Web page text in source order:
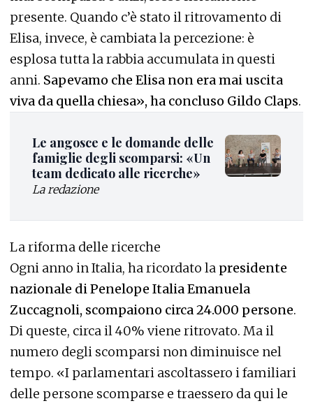
presente. Quando c’è stato il ritrovamento di
Elisa, invece, è cambiata la percezione: è
esplosa tutta la rabbia accumulata in questi
anni. Sapevamo che Elisa non era mai uscita
viva da quella chiesa», ha concluso Gildo Claps.
Le angosce e le domande delle
famiglie degli scomparsi: «Un
team dedicato alle ricerche»
La redazione
La riforma delle ricerche
Ogni anno in Italia, ha ricordato la presidente
nazionale di Penelope Italia Emanuela
Zuccagnoli, scompaiono circa 24.000 persone.
Di queste, circa il 40% viene ritrovato. Ma il
numero degli scomparsi non diminuisce nel
tempo. «I parlamentari ascoltassero i familiari
delle persone scomparse e traessero da qui le